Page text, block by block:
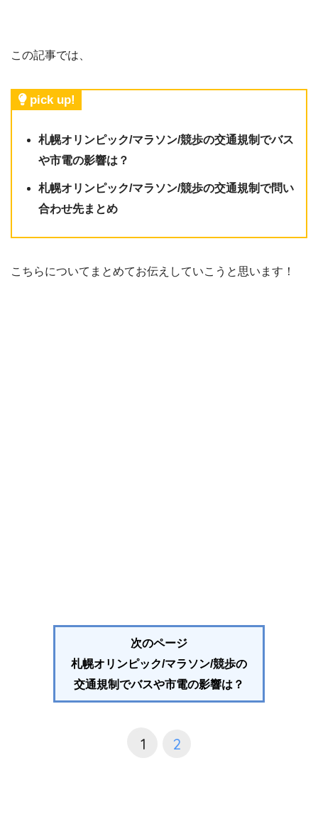
この記事では、
pick up!
札幌オリンピック/マラソン/競歩の交通規制でバス
や市電の影響は？
札幌オリンピック/マラソン/競歩の交通規制で問い
合わせ先まとめ
こちらについてまとめてお伝えしていこうと思います！
次のページ
札幌オリンピック/マラソン/競歩の
交通規制でバスや市電の影響は？
1 2